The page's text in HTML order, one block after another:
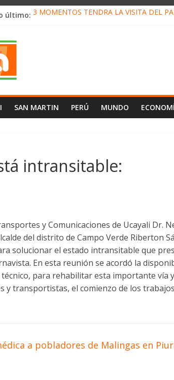
último: 3 MOMENTOS TENDRÁ LA VISITA DEL
SAN MARTIN PERÚ MUNDO
intransitable:
y Comunicaciones de Ucayali Dr.
del distrito de Campo Verde Riberton
solucionar el estado intransitable que
En esta reunión se acordó la
para rehabilitar esta importante vía
y transportistas, el comienzo de los
a pobladores de Malingas en